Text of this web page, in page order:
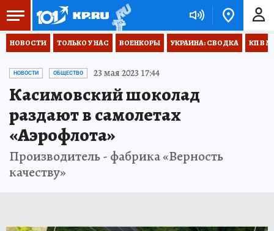
НОВОСТИ ТОЛЬКО У НАС ВОЕНКОРЫ УКРАИНА: СВОДКА КП В
НОВОСТИ ОБЩЕСТВО 23 мая 2023 17:44
Касимовский шоколад
раздают в самолетах
«Аэрофлота»
Производитель - фабрика «Верность
качеству»